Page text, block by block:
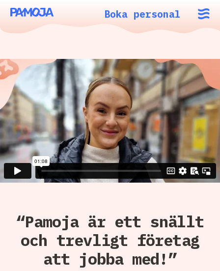
Boka personal
“Pamoja är ett snällt
och trevligt företag
att jobba med!”